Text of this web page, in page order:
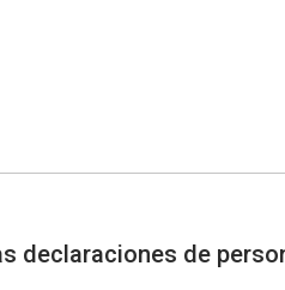
declaraciones de